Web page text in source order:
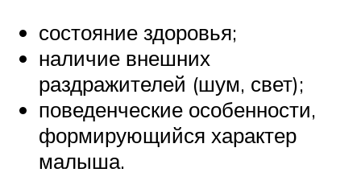
состояние здоровья;
наличие внешних
раздражителей (шум, свет);
поведенческие особенности,
формирующийся характер
малыша.